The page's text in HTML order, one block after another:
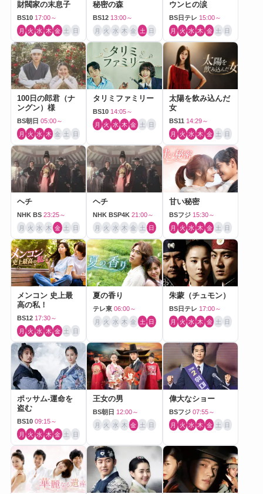
財閥家の末息子
BS10 17:00～
月 火 水 木 金 土 日
秘密の森
BS12 13:00～
月 火 水 木 金 土 日
ウンヒの涙
BS日テレ 15:00～
月 火 水 木 金 土 日
100日の郎君（ナ
ングン）様
BS朝日 05:00～
月 火 水 木 金 土 日
タリミファミリー
BS10 14:05～
月 火 水 木 金 土 日
太陽を飲み込んだ
女
BS11 14:29～
月 火 水 木 金 土 日
ヘチ
NHK BS 23:25～
月 火 水 木 金 土 日
ヘチ
NHK BSP4K 21:00～
月 火 水 木 金 土 日
甘い秘密
BSフジ 15:30～
月 火 水 木 金 土 日
メンコン 史上最
高の私！
BS12 17:30～
月 火 水 木 金 土 日
夏の香り
テレ東 06:00～
月 火 水 木 金 土 日
朱蒙（チュモン）
BS日テレ 17:00～
月 火 水 木 金 土 日
ポッサム-運命を
盗む
BS10 09:15～
月 火 水 木 金 土 日
王女の男
BS朝日 12:00～
月 火 水 木 金 土 日
偉大なショー
BSフジ 07:55～
月 火 水 木 金 土 日